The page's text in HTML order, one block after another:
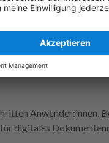
Anwender:innen.
digitales